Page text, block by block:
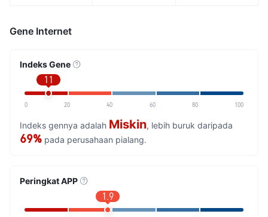
Gene Internet
Indeks Gene
11
0 20 40 60 80 100
Indeks gennya adalah Miskin, lebih buruk daripada
69% pada perusahaan pialang.
Peringkat APP
1.9